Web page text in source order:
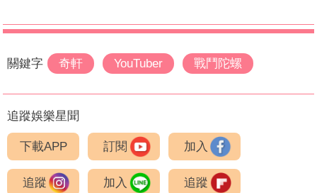
關鍵字 奇軒 YouTuber 戰鬥陀螺
追蹤娛樂星聞
下載APP 訂閱 加入
追蹤 加入 追蹤